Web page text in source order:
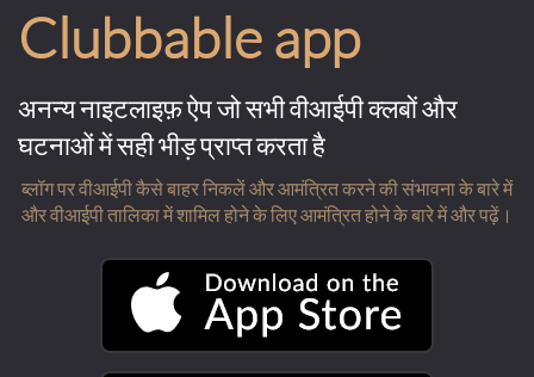
Clubbable app
अनन्य नाइटलाइफ़ ऐप जो सभी वीआईपी क्लबों और
घटनाओं में सही भीड़ प्राप्त करता है
ब्लॉग पर वीआईपी कैसे बाहर निकलें और आमंत्रित करने की संभावना के बारे में
और वीआईपी तालिका में शामिल होने के लिए आमंत्रित होने के बारे में और पढ़ें।